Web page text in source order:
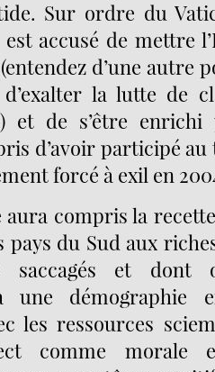
Sur ordre du
accusé de mettre
d’une autre
la lutte de
et de s’être
d’avoir participé
forcé à exil en
compris la
pays du Sud aux
saccagés et dont
une démographie
les ressources
comme